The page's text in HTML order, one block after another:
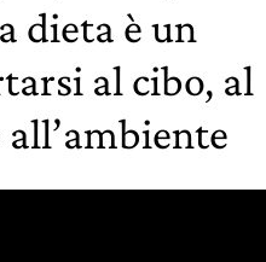
dieta è un
al cibo, al